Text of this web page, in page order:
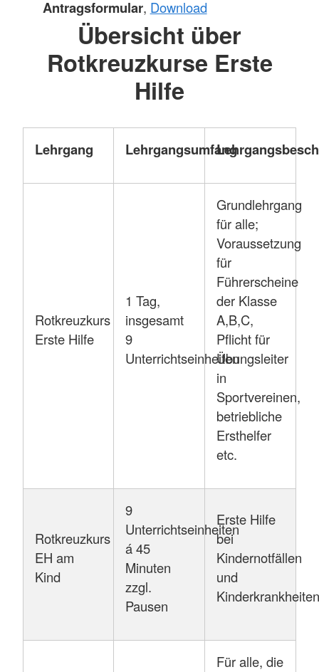
Antragsformular, Download
Übersicht über
Rotkreuzkurse Erste
Hilfe
Lehrgang Lehrgangsumfang
Rotkreuzkurs
Erste Hilfe
1 Tag,
insgesamt
9
Unterrichtseinheiten
Grundlehrgang
für alle;
Voraussetzung
für
Führerscheine
der Klasse
A,B,C,
Pflicht für
Übungsleiter
in
Sportvereinen,
betriebliche
Ersthelfer
etc.
Rotkreuzkurs
EH am
Kind
9
Unterrichtseinheiten
á 45
Minuten
zzgl.
Pausen
Erste Hilfe
bei
Kindernotfällen
und
Kinderkrankheiten
Für alle, die